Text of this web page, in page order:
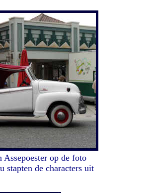
op de foto
stapten de characters uit